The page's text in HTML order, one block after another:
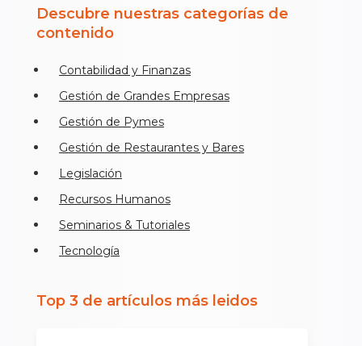
Descubre nuestras categorías de
contenido
Contabilidad y Finanzas
Gestión de Grandes Empresas
Gestión de Pymes
Gestión de Restaurantes y Bares
Legislación
Recursos Humanos
Seminarios & Tutoriales
Tecnología
Top 3 de artículos más leidos